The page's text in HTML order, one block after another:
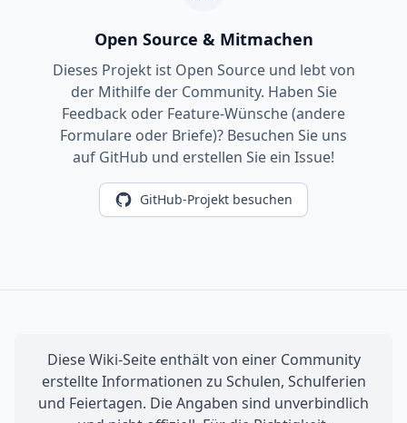
Open Source & Mitmachen
Dieses Projekt ist Open Source und lebt von
der Mithilfe der Community. Haben Sie
Feedback oder Feature-Wünsche (andere
Formulare oder Briefe)? Besuchen Sie uns
auf GitHub und erstellen Sie ein Issue!
GitHub-Projekt besuchen
Diese Wiki-Seite enthält von einer Community
erstellte Informationen zu Schulen, Schulferien
und Feiertagen. Die Angaben sind unverbindlich